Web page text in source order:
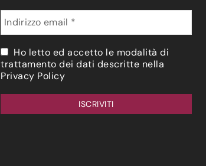
Ho letto ed accetto le modalità di
trattamento dei dati descritte nella
Privacy Policy